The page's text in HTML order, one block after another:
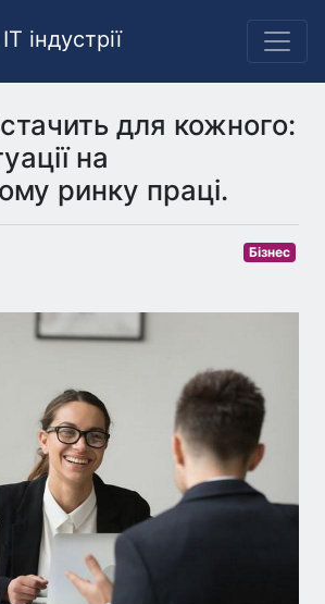
індустрії
для кожного:
на
ринку праці.
Бізнес